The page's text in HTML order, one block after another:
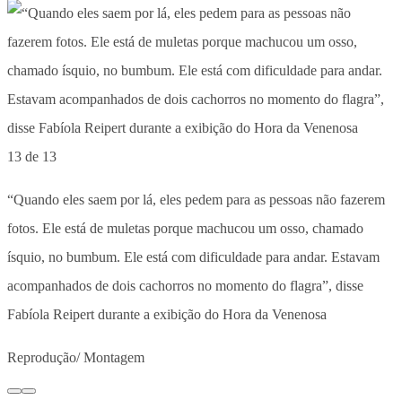
13 de 13
“Quando eles saem por lá, eles pedem para as pessoas não fazerem
fotos. Ele está de muletas porque machucou um osso, chamado
ísquio, no bumbum. Ele está com dificuldade para andar. Estavam
acompanhados de dois cachorros no momento do flagra”, disse
Fabíola Reipert durante a exibição do Hora da Venenosa
Reprodução/ Montagem